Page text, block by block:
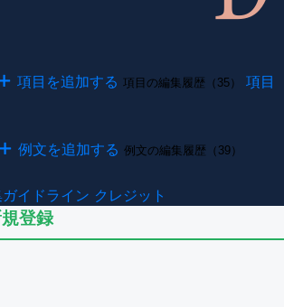
項目を追加する 項目の編集履歴（35）
項目
例文を追加する 例文の編集履歴（39）
イドライン クレジット
登録